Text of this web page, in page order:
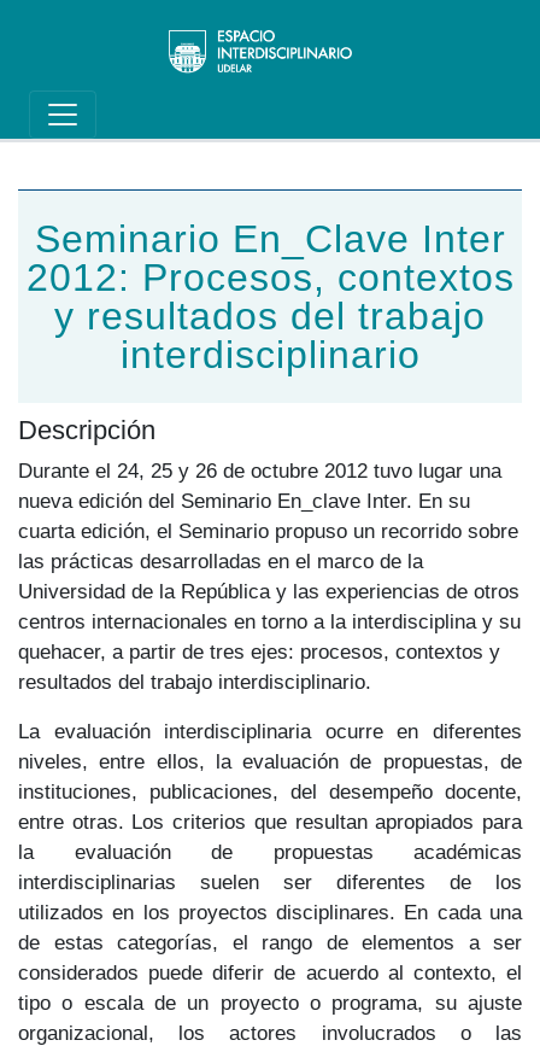
Main navigation
Seminario En_Clave Inter
2012: Procesos, contextos
y resultados del trabajo
interdisciplinario
Descripción
Durante el 24, 25 y 26 de octubre 2012 tuvo lugar una
nueva edición del Seminario En_clave Inter. En su
cuarta edición, el Seminario propuso un recorrido sobre
las prácticas desarrolladas en el marco de la
Universidad de la República y las experiencias de otros
centros internacionales en torno a la interdisciplina y su
quehacer, a partir de tres ejes: procesos, contextos y
resultados del trabajo interdisciplinario.
La evaluación interdisciplinaria ocurre en diferentes
niveles, entre ellos, la evaluación de propuestas, de
instituciones, publicaciones, del desempeño docente,
entre otras. Los criterios que resultan apropiados para
la evaluación de propuestas académicas
interdisciplinarias suelen ser diferentes de los
utilizados en los proyectos disciplinares. En cada una
de estas categorías, el rango de elementos a ser
considerados puede diferir de acuerdo al contexto, el
tipo o escala de un proyecto o programa, su ajuste
organizacional, los actores involucrados o las